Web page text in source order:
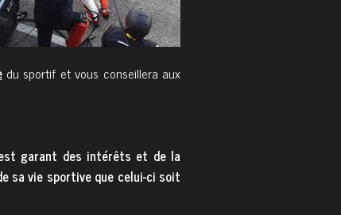
du sportif et vous conseillera aux
garant des intérêts et de la
sa vie sportive que celui-ci soit